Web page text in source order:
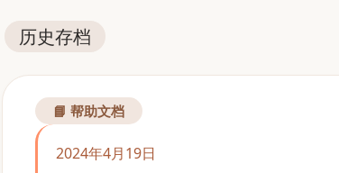
历史存档
📘 帮助文档
2024年4月19日